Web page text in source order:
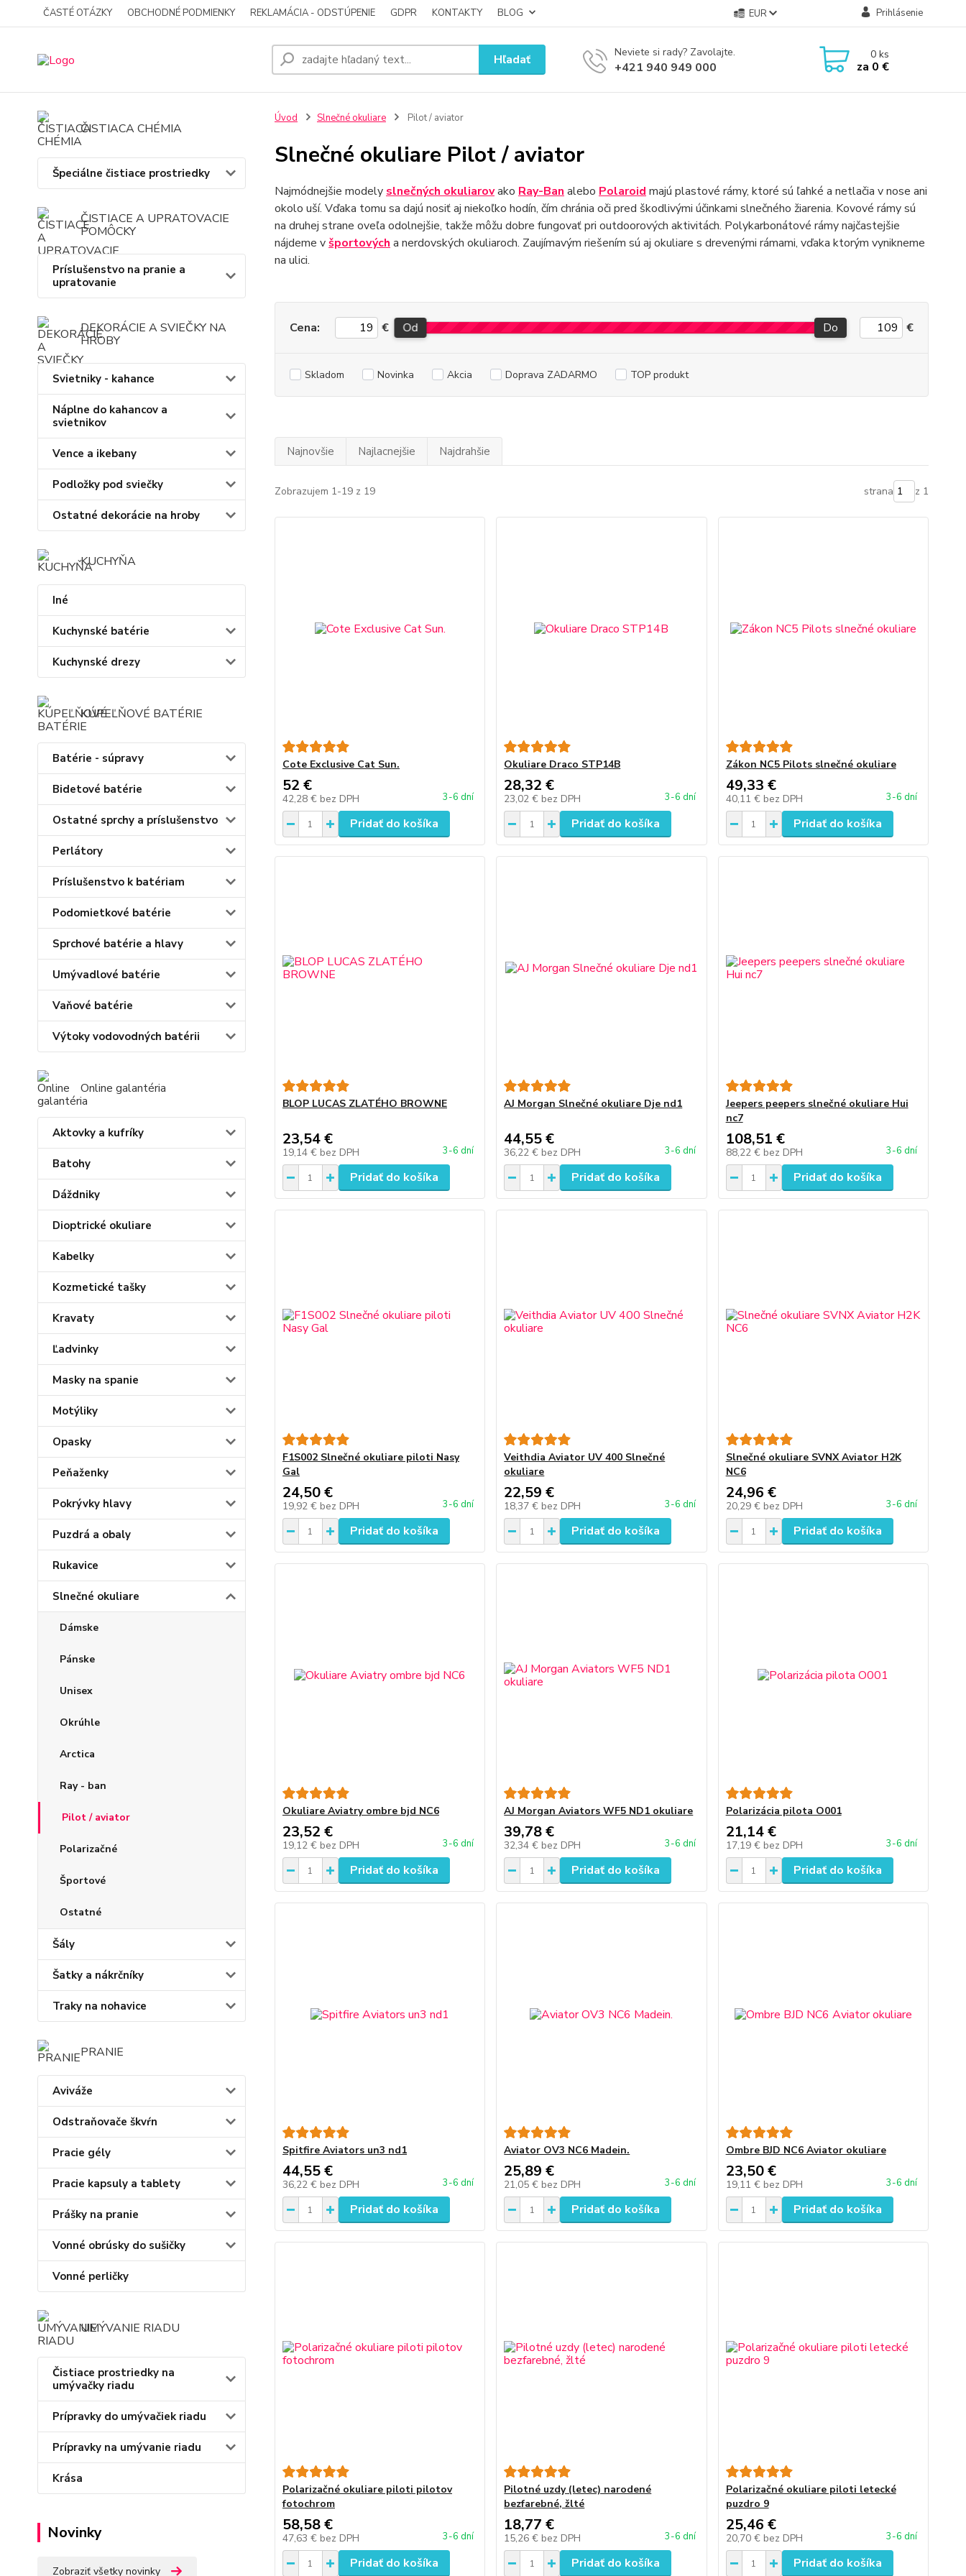
ČASTÉ OTÁZKY OBCHODNÉ PODMIENKY REKLAMÁCIA - ODSTÚPENIE GDPR KONTAKTY BLOG EUR Prihlásenie
Hľadať Neviete si rady? Zavolajte.
+421 940 949 000
0ks
za 0 €
ČISTIACA CHÉMIA
Špeciálne čistiace prostriedky
ČISTIACE A UPRATOVACIE
POMÔCKY
Príslušenstvo na pranie a
upratovanie
DEKORÁCIE A SVIEČKY NA
HROBY
Svietniky - kahance
Náplne do kahancov a
svietnikov
Vence a ikebany
Podložky pod sviečky
Ostatné dekorácie na hroby
KUCHYŇA
Iné
Kuchynské batérie
Kuchynské drezy
KÚPEĽŇOVÉ BATÉRIE
Batérie - súpravy
Bidetové batérie
Ostatné sprchy a príslušenstvo
Perlátory
Príslušenstvo k batériam
Podomietkové batérie
Sprchové batérie a hlavy
Umývadlové batérie
Vaňové batérie
Výtoky vodovodných batérii
Online galantéria
Aktovky a kufríky
Batohy
Dáždniky
Dioptrické okuliare
Kabelky
Kozmetické tašky
Kravaty
Ľadvinky
Masky na spanie
Motýliky
Opasky
Peňaženky
Pokrývky hlavy
Puzdrá a obaly
Rukavice
Slnečné okuliare
Dámske
Pánske
Unisex
Okrúhle
Arctica
Ray - ban
Pilot / aviator
Polarizačné
Športové
Ostatné
Šály
Šatky a nákrčníky
Traky na nohavice
PRANIE
Aviváže
Odstraňovače škvŕn
Pracie gély
Pracie kapsuly a tablety
Prášky na pranie
Vonné obrúsky do sušičky
Vonné perličky
UMÝVANIE RIADU
Čistiace prostriedky na
umývačky riadu
Prípravky do umývačiek riadu
Prípravky na umývanie riadu
Krása
Novinky
Zobraziť všetky novinky
Úvod Slnečné okuliare Pilot / aviator
Slnečné okuliare Pilot / aviator
Najmódnejšie modely slnečných okuliarovako Ray-Ban alebo Polaroid majú plastové rámy, ktoré sú ľahké a netlačia v nose ani
okolo uší. Vďaka tomu sa dajú nosiť aj niekoľko hodín, čím chránia oči pred škodlivými účinkami slnečného žiarenia. Kovové rámy sú
na druhej strane oveľa odolnejšie, takže môžu dobre fungovať pri outdoorových aktivitách. Polykarbonátové rámy najčastejšie
nájdeme všportových a nerdovských okuliaroch. Zaujímavým riešením sú aj okuliare s drevenými rámami, vďaka ktorým vynikneme
na ulici.
Cena: € Od Do €
Skladom Novinka Akcia Doprava ZADARMO TOP produkt
Najnovšie Najlacnejšie Najdrahšie
Zobrazujem 1-19 z 19 strana z 1
Cote Exclusive Cat Sun.
52 €
42,28 € bez DPH 3-6 dní
Pridať do košíka
Okuliare Draco STP14B
28,32 €
23,02 € bez DPH 3-6 dní
Pridať do košíka
Zákon NC5 Pilots slnečné okuliare
49,33 €
40,11 € bez DPH 3-6 dní
Pridať do košíka
BLOP LUCAS ZLATÉHO BROWNE
23,54 €
19,14 € bez DPH 3-6 dní
Pridať do košíka
AJ Morgan Slnečné okuliare Dje nd1
44,55 €
36,22 € bez DPH 3-6 dní
Pridať do košíka
Jeepers peepers slnečné okuliare Hui
nc7
108,51 €
88,22 € bez DPH 3-6 dní
Pridať do košíka
F1S002 Slnečné okuliare piloti Nasy
Gal
24,50 €
19,92 € bez DPH 3-6 dní
Pridať do košíka
Veithdia Aviator UV 400 Slnečné
okuliare
22,59 €
18,37 € bez DPH 3-6 dní
Pridať do košíka
Slnečné okuliare SVNX Aviator H2K
NC6
24,96 €
20,29 € bez DPH 3-6 dní
Pridať do košíka
Okuliare Aviatry ombre bjd NC6
23,52 €
19,12 € bez DPH 3-6 dní
Pridať do košíka
AJ Morgan Aviators WF5 ND1 okuliare
39,78 €
32,34 € bez DPH 3-6 dní
Pridať do košíka
Polarizácia pilota O001
21,14 €
17,19 € bez DPH 3-6 dní
Pridať do košíka
Spitfire Aviators un3 nd1
44,55 €
36,22 € bez DPH 3-6 dní
Pridať do košíka
Aviator OV3 NC6 Madein.
25,89 €
21,05 € bez DPH 3-6 dní
Pridať do košíka
Ombre BJD NC6 Aviator okuliare
23,50 €
19,11 € bez DPH 3-6 dní
Pridať do košíka
Polarizačné okuliare piloti pilotov
fotochrom
58,58 €
47,63 € bez DPH 3-6 dní
Pridať do košíka
Pilotné uzdy (letec) narodené
bezfarebné, žlté
18,77 €
15,26 € bez DPH 3-6 dní
Pridať do košíka
Polarizačné okuliare piloti letecké
puzdro 9
25,46 €
20,70 € bez DPH 3-6 dní
Pridať do košíka